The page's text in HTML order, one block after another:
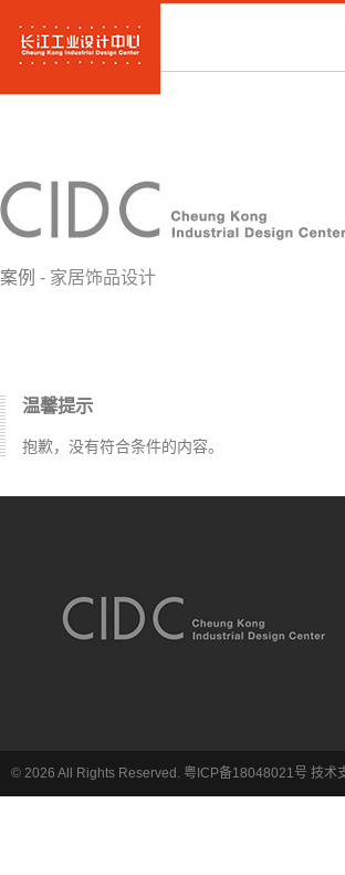
案例 - 家居饰品设计
温馨提示
抱歉，没有符合条件的内容。
© 2026 All Rights Reserved. 粤ICP备18048021号 技术